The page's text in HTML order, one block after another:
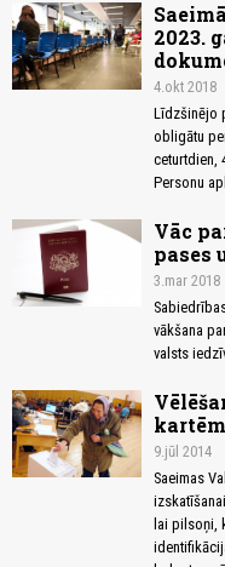
2023.
4.okt 2018
Līdzšinējo
obligātu
ceturtdien,
Personu
Vāc
pases
3.mar 2018
vākšana
valsts
kartēm
9.jūl 2014
Saeimas
lai pilsoņi,